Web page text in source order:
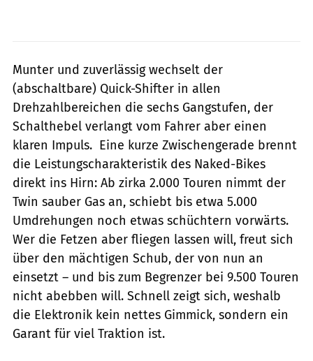
Munter und zuverlässig wechselt der
(abschaltbare) Quick-Shifter in allen
Drehzahlbereichen die sechs Gangstufen, der
Schalthebel verlangt vom Fahrer aber einen
klaren Impuls. Eine kurze Zwischengerade brennt
die Leistungscharakteristik des Naked-Bikes
direkt ins Hirn: Ab zirka 2.000 Touren nimmt der
Twin sauber Gas an, schiebt bis etwa 5.000
Umdrehungen noch etwas schüchtern vorwärts.
Wer die Fetzen aber fliegen lassen will, freut sich
über den mächtigen Schub, der von nun an
einsetzt – und bis zum Begrenzer bei 9.500 Touren
nicht abebben will. Schnell zeigt sich, weshalb
die Elektronik kein nettes Gimmick, sondern ein
Garant für viel Traktion ist.